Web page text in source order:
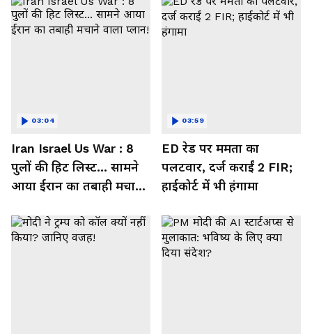
Iran Israel Us War : 8
पुलों की हिट लिस्ट... सामने
आया ईरान का तबाही मचाने
03:04
ED रेड पर ममता का
पलटवार, दर्ज कराईं 2 FIR;
हाईकोर्ट में भी हंगामा
03:59